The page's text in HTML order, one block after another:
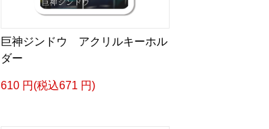
巨神ジンドウ アクリルキーホル
ダー
610 円(税込671 円)